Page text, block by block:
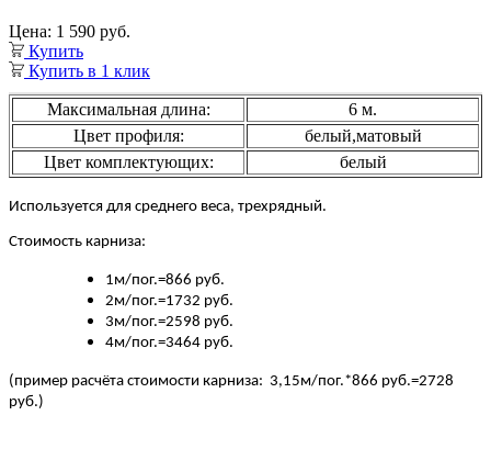
Цена: 1 590 руб.
Купить
Купить в 1 клик
Максимальная длина:
6 м.
Цвет профиля:
белый,матовый
Цвет комплектующих:
белый
Используется для среднего веса, трехрядный.
Стоимость карниза:
1м/пог.=866 руб.
2м/пог.=1732 руб.
3м/пог.=2598 руб.
4м/пог.=3464 руб.
(пример расчёта стоимости карниза: 3,15м/пог.*866 руб.=2728
руб.)